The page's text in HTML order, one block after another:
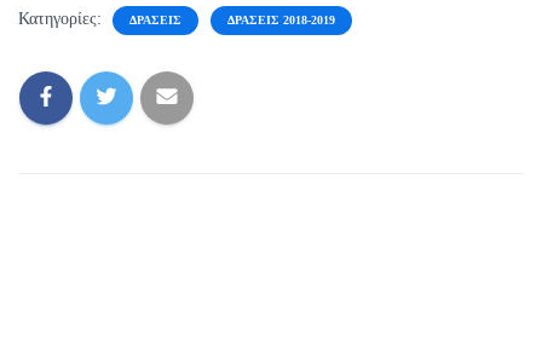
Κατηγορίες: ΔΡΑΣΕΙΣ ΔΡΆΣΕΙΣ 2018-2019